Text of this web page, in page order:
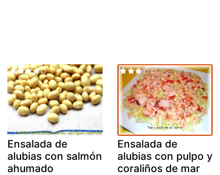
Ensalada de
alubias con salmón
ahumado
Ensalada de
alubias con pulpo y
coraliños de mar